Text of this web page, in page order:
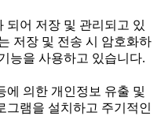
되어 저장 및 관리되고 있
저장 및 전송 시 암호화하
능을 사용하고 있습니다.
에 의한 개인정보 유출 및
그램을 설치하고 주기적인